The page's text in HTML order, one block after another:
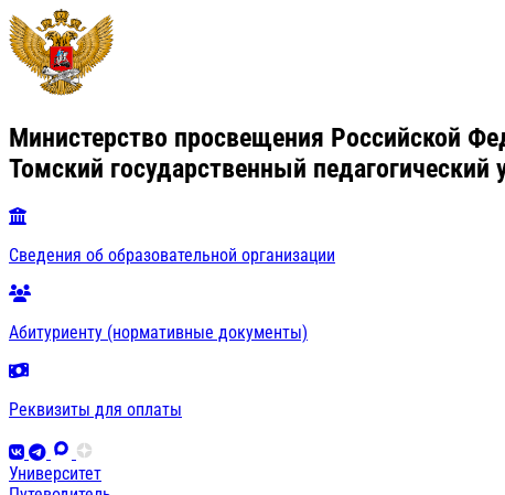
Министерство просвещения Российской
Томский государственный педагогический
Сведения об образовательной организации
Абитуриенту (нормативные документы)
Реквизиты для оплаты
Университет